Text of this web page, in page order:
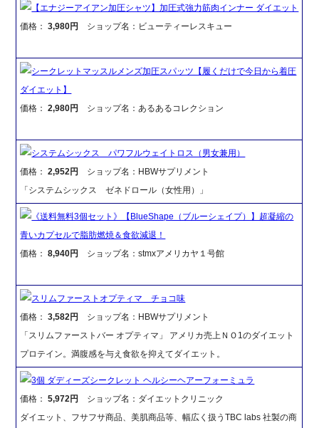
【エナジーアイアン加圧シャツ】加圧式強力筋肉インナー ダイエット
価格：3,980円 ショップ名：ビューティーレスキュー
シークレットマッスルメンズ加圧スパッツ【履くだけで今日から着圧
ダイエット】
価格：2,980円 ショップ名：あるあるコレクション
システムシックス パワフルウェイトロス（男女兼用）
価格：2,952円
ショップ名：HBWサプリメント
「システムシックス ゼネドロール（女性用）」
《送料無料3個セット》【BlueShape（ブルーシェイプ）】超凝縮の
青いカプセルで脂肪燃焼＆食欲減退！
価格：8,940円 ショップ名：stmxアメリカヤ１号館
スリムファーストオプティマ チョコ味
価格：3,582円
ショップ名：HBWサプリメント
「スリムファーストバー オプティマ」 アメリカ売上ＮＯ1のダイエット
プロテイン。満腹感を与え食欲を抑えてダイエット。
3個 ダディーズシークレット ヘルシーヘアーフォーミュラ
価格：5,972円
ショップ名：ダイエットクリニック
ダイエット、フサフサ商品、美肌商品等、幅広く扱うTBC labs 社製の商